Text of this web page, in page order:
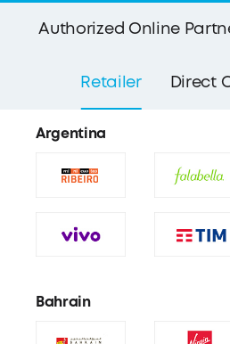
Authorized Online
Retailer Direct
Argentina
Bahrain